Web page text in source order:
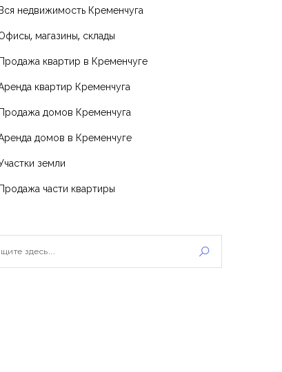
недвижимость Кременчуга
магазины, склады
квартир в Кременчуге
квартир Кременчуга
домов Кременчуга
домов в Кременчуге
земли
части квартиры